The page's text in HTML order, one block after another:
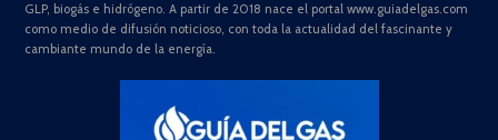
GLP, biogás e hidrógeno. A partir de 2018 nace el portal www.guiadelgas.com
como medio de difusión noticioso, con toda la actualidad del fascinante y
cambiante mundo de la energía.